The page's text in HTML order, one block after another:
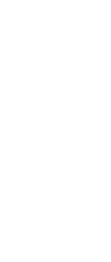
Wischgesten.